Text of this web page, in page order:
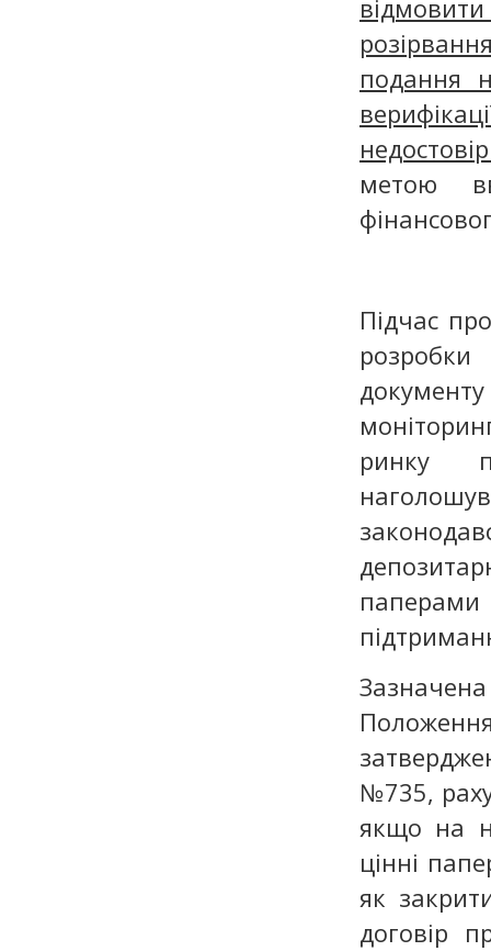
відмовити
подання
метою
Підчас
ринку
№735,
якщо на
цінні
як
договір